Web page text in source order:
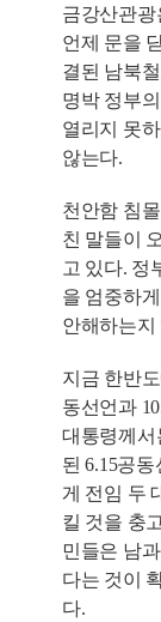
금강산관광
언제 문을
결된 남북
명박 정부
열리지 못
않는다.
천안함 침
친 말들이
고 있다. 정
을 엄중하
안해하는지
지금 한반
동선언과
대통령께서
된 6.15공
게 전임 두
킬 것을 충
민들은 남
다는 것이
다.